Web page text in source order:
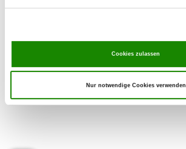
Cookies zulassen
Nur notwendige Cookies verwenden
HeinzSeitz100@gmail.com